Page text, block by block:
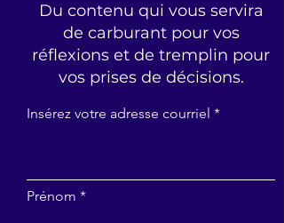
Du contenu qui vous servira
de carburant pour vos
réflexions et de tremplin pour
vos prises de décisions.
Insérez votre adresse courriel
Prénom